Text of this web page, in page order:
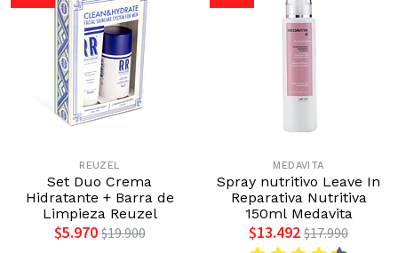
REUZEL
Set Duo Crema
Hidratante + Barra de
Limpieza Reuzel
$5.970 $19.900
MEDAVITA
Spray nutritivo Leave In
Reparativa Nutritiva
150ml Medavita
$13.492 $17.990